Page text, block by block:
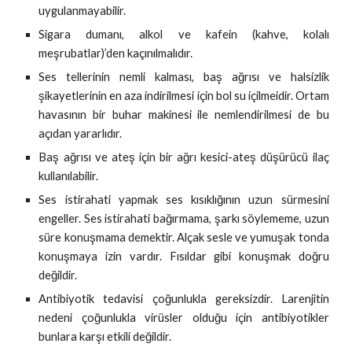
uygulanmayabilir.
Sigara dumanı, alkol ve kafein (kahve, kolalı
meşrubatlar)’den kaçınılmalıdır.
Ses tellerinin nemli kalması, baş ağrısı ve halsizlik
şikayetlerinin en aza indirilmesi için bol su içilmeidir. Ortam
havasının bir buhar makinesi ile nemlendirilmesi de bu
açıdan yararlıdır.
Baş ağrısı ve ateş için bir ağrı kesici-ateş düşürücü ilaç
kullanılabilir.
Ses istirahati yapmak ses kısıklığının uzun sürmesini
engeller. Ses istirahati bağırmama, şarkı söylememe, uzun
süre konuşmama demektir. Alçak sesle ve yumuşak tonda
konuşmaya izin vardır. Fısıldar gibi konuşmak doğru
değildir.
Antibiyotik tedavisi çoğunlukla gereksizdir. Larenjitin
nedeni çoğunlukla virüsler olduğu için antibiyotikler
bunlara karşı etkili değildir.